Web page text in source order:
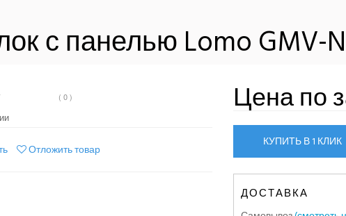
с панелью Lomo GMV-
( 0 )
Отложить товар
Цена по
КУПИТЬ В 1 КЛИК
ДОСТАВКА